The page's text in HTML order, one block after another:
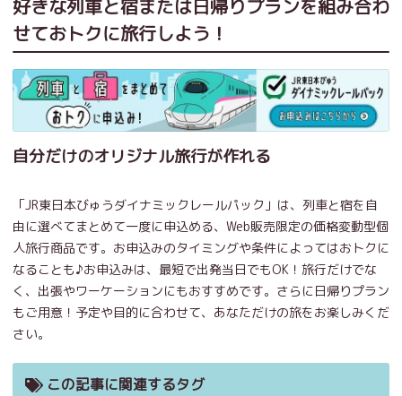
好きな列車と宿または日帰りプランを組み合わ
せておトクに旅行しよう！
自分だけのオリジナル旅行が作れる
「JR東日本びゅうダイナミックレールパック」は、列車と宿を自
由に選べてまとめて一度に申込める、Web販売限定の価格変動型個
人旅行商品です。お申込みのタイミングや条件によってはおトクに
なることも♪お申込みは、最短で出発当日でもOK！旅行だけでな
く、出張やワーケーションにもおすすめです。さらに日帰りプラン
もご用意！予定や目的に合わせて、あなただけの旅をお楽しみくだ
さい。
この記事に関連するタグ